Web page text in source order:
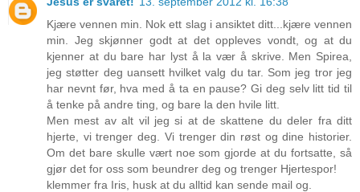
Kjære vennen min. Nok ett slag i ansiktet ditt...kjære vennen
min. Jeg skjønner godt at det oppleves vondt, og at du
kjenner at du bare har lyst å la vær å skrive. Men Spirea,
jeg støtter deg uansett hvilket valg du tar. Som jeg tror jeg
har nevnt før, hva med å ta en pause? Gi deg selv litt tid til
å tenke på andre ting, og bare la den hvile litt.
Men mest av alt vil jeg si at de skattene du deler fra ditt
hjerte, vi trenger deg. Vi trenger din røst og dine historier.
Om det bare skulle vært noe som gjorde at du fortsatte, så
gjør det for oss som beundrer deg og trenger Hjertespor!
klemmer fra Iris, husk at du alltid kan sende mail og.